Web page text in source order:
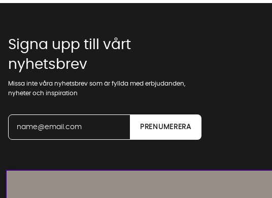
Signa upp till vårt
nyhetsbrev
Missa inte våra nyhetsbrev som är fyllda med erbjudanden,
nyheter och inspiration